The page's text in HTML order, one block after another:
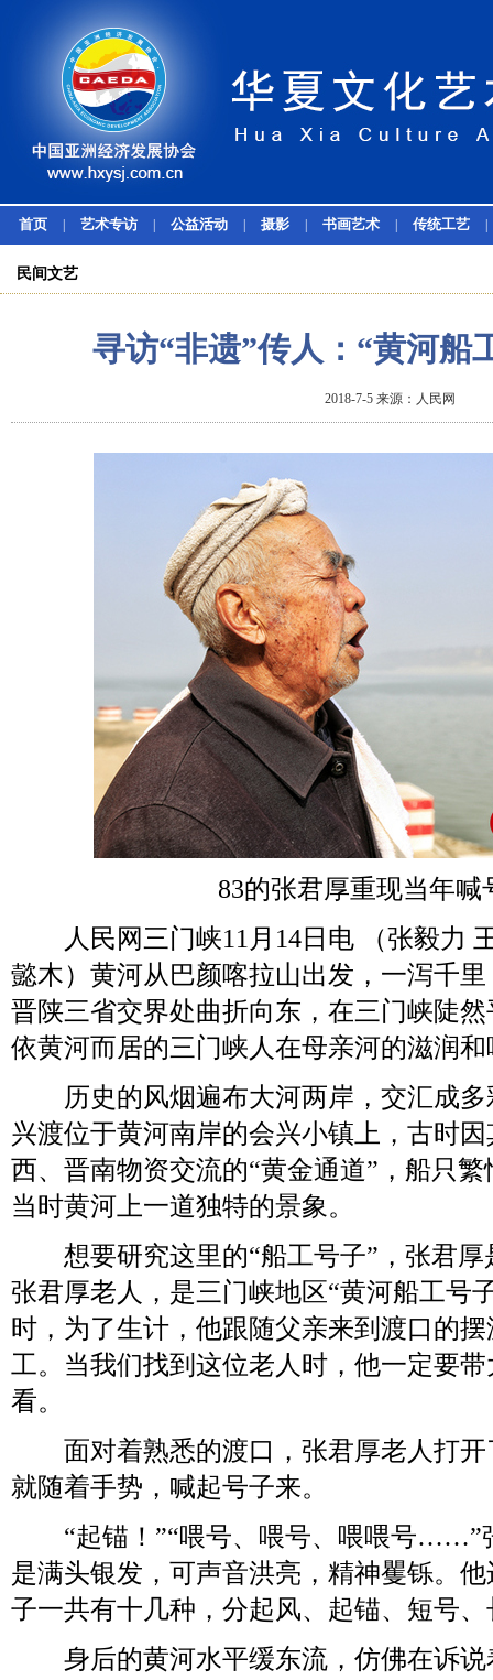
首页 艺术专访 公益活动 摄影 书画艺术 传统工艺
民间文艺
寻访“非遗”传人：“黄河船
2018-7-5 来源：人民网
83的张君厚重现当年喊
人民网三门峡11月14日电 （张毅力
懿木）黄河从巴颜喀拉山出发，一泻千
晋陕三省交界处曲折向东，在三门峡陡
依黄河而居的三门峡人在母亲河的滋润
历史的风烟遍布大河两岸，交汇成多
兴渡位于黄河南岸的会兴小镇上，古时
西、晋南物资交流的“黄金通道”，船只
当时黄河上一道独特的景象。
想要研究这里的“船工号子”，张君厚
张君厚老人，是三门峡地区“黄河船工号
时，为了生计，他跟随父亲来到渡口的
工。当我们找到这位老人时，他一定要
看。
面对着熟悉的渡口，张君厚老人打开
就随着手势，喊起号子来。
“起锚！”“喂号、喂号、喂喂号……”
是满头银发，可声音洪亮，精神矍铄。
子一共有十几种，分起风、起锚、短号
身后的黄河水平缓东流，仿佛在诉说